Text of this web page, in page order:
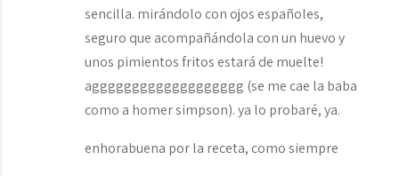
sencilla. mirándolo con ojos españoles,
seguro que acompañándola con un huevo y
unos pimientos fritos estará de muelte!
aggggggggggggggggggg (se me cae la baba
como a homer simpson). ya lo probaré, ya.
enhorabuena por la receta, como siempre